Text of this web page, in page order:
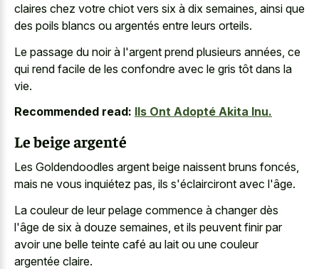
claires chez votre chiot vers six à dix semaines, ainsi que
des poils blancs ou argentés entre leurs orteils.
Le passage du noir à l'argent prend plusieurs années, ce
qui rend facile de les confondre avec le gris tôt dans la
vie.
Recommended read: Ils Ont Adopté Akita Inu.
Le beige argenté
Les Goldendoodles argent beige naissent bruns foncés,
mais ne vous inquiétez pas, ils s'éclairciront avec l'âge.
La couleur de leur pelage commence à changer dès
l'âge de six à douze semaines, et ils peuvent finir par
avoir une belle teinte café au lait ou une couleur
argentée claire.